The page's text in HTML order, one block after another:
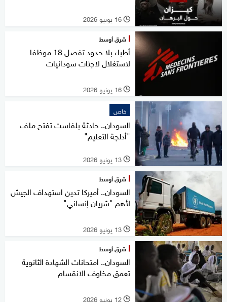
l 16 يونيو 2026
شرق أوسط
أطباء بلا حدود تفصل 18 موظفا
لاستغلال لاجئات سودانيات
l 16 يونيو 2026
خاص
السودان.. حادثة بلفاست تفتح ملف
"أدلجة التعليم"
l 13 يونيو 2026
شرق أوسط
السودان.. أميركا تدين استهداف الجيش
لأهم "شريان إنساني"
l 13 يونيو 2026
شرق أوسط
السودان.. امتحانات الشهادة الثانوية
تعمق مخاوف الانقسام
l 12 يونيو 2026